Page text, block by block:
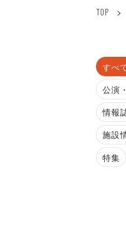
TOP >
すべ
公演
情報
施設
特集